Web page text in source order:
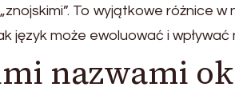
To wyjątkowe różnice
język może ewoluować i wpływać
nazwami